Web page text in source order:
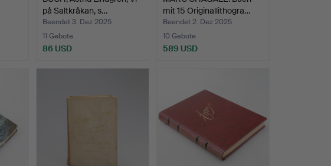
på Saltkråkan, s…
Beendet 3. Dez 2025
11 Gebote
86 USD
mit 15 Originallithogra…
Beendet 2. Dez 2025
10 Gebote
589 USD